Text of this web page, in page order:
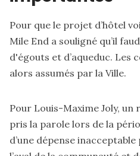
Pour que le projet d’hôtel
Mile End a souligné qu’il
d'égouts et d’aqueduc. Les
alors assumés par la Ville.
Pour Louis-Maxime Joly, un
pris la parole lors de la
d’une dépense inacceptable